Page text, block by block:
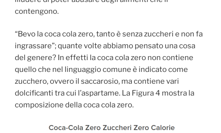
contengono.
“Bevo la coca cola zero, tanto è senza zuccheri e non fa
ingrassare”; quante volte abbiamo pensato una cosa
del genere? In effetti la coca cola zero non contiene
quello che nel linguaggio comune è indicato come
zucchero, ovvero il saccarosio, ma contiene vari
dolcificanti tra cui l’aspartame. La Figura 4 mostra la
composizione della coca cola zero.